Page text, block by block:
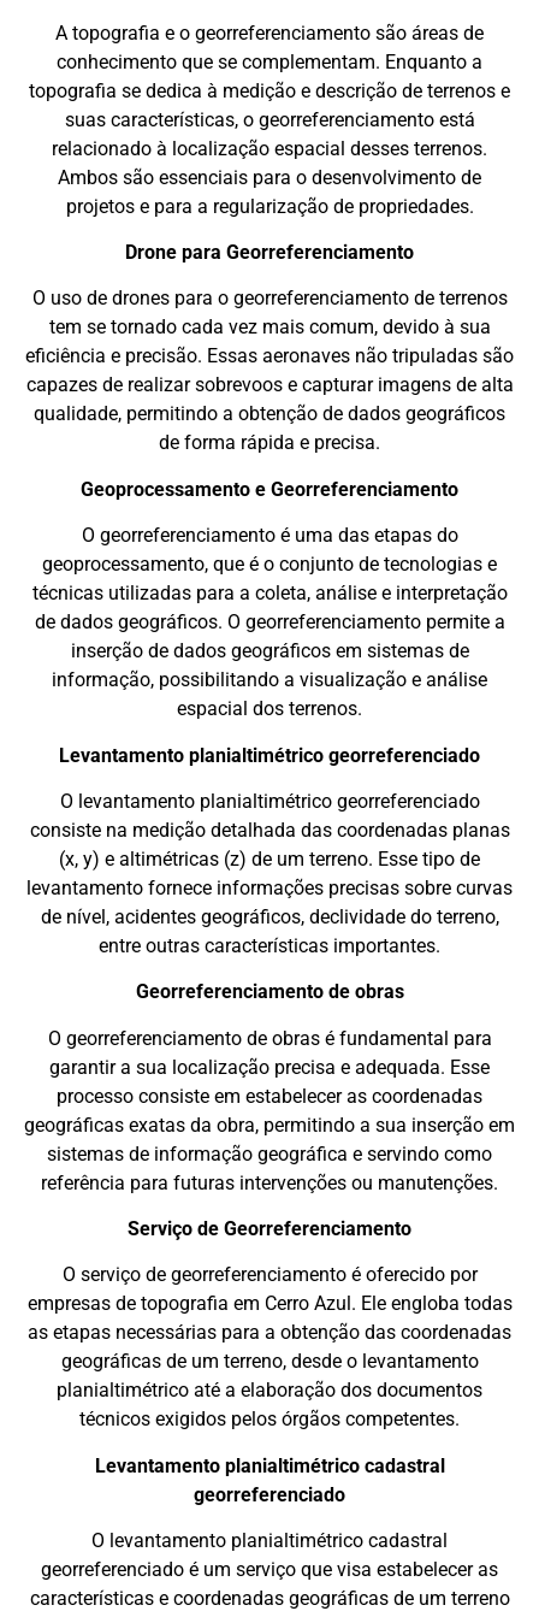
A topografia e o georreferenciamento são áreas de
conhecimento que se complementam. Enquanto a
topografia se dedica à medição e descrição de terrenos e
suas características, o georreferenciamento está
relacionado à localização espacial desses terrenos.
Ambos são essenciais para o desenvolvimento de
projetos e para a regularização de propriedades.
Drone para Georreferenciamento
O uso de drones para o georreferenciamento de terrenos
tem se tornado cada vez mais comum, devido à sua
eficiência e precisão. Essas aeronaves não tripuladas são
capazes de realizar sobrevoos e capturar imagens de alta
qualidade, permitindo a obtenção de dados geográficos
de forma rápida e precisa.
Geoprocessamento e Georreferenciamento
O georreferenciamento é uma das etapas do
geoprocessamento, que é o conjunto de tecnologias e
técnicas utilizadas para a coleta, análise e interpretação
de dados geográficos. O georreferenciamento permite a
inserção de dados geográficos em sistemas de
informação, possibilitando a visualização e análise
espacial dos terrenos.
Levantamento planialtimétrico georreferenciado
O levantamento planialtimétrico georreferenciado
consiste na medição detalhada das coordenadas planas
(x, y) e altimétricas (z) de um terreno. Esse tipo de
levantamento fornece informações precisas sobre curvas
de nível, acidentes geográficos, declividade do terreno,
entre outras características importantes.
Georreferenciamento de obras
O georreferenciamento de obras é fundamental para
garantir a sua localização precisa e adequada. Esse
processo consiste em estabelecer as coordenadas
geográficas exatas da obra, permitindo a sua inserção em
sistemas de informação geográfica e servindo como
referência para futuras intervenções ou manutenções.
Serviço de Georreferenciamento
O serviço de georreferenciamento é oferecido por
empresas de topografia em Cerro Azul. Ele engloba todas
as etapas necessárias para a obtenção das coordenadas
geográficas de um terreno, desde o levantamento
planialtimétrico até a elaboração dos documentos
técnicos exigidos pelos órgãos competentes.
Levantamento planialtimétrico cadastral
georreferenciado
O levantamento planialtimétrico cadastral
georreferenciado é um serviço que visa estabelecer as
características e coordenadas geográficas de um terreno